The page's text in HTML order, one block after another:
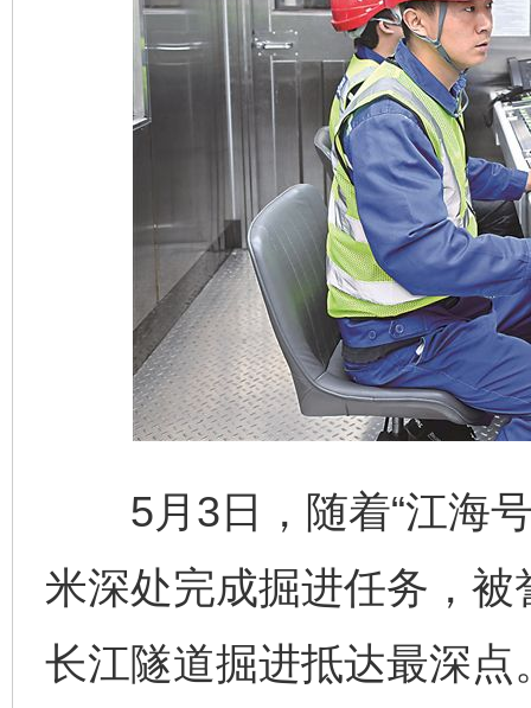
5月3日，随着“江海号
米深处完成掘进任务，被
长江隧道掘进抵达最深